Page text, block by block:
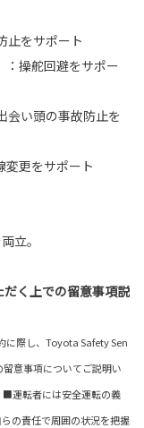
止をサポート
操舵回避をサポー
会い頭の事故防止を
更をサポート
立。
く上での留意事項説
に際し、Toyota Safety Sen
意事項についてご説明い
運転者には安全運転の義
の責任で周囲の状況を把握